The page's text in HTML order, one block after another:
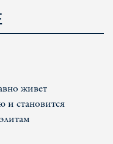
живет
и становится